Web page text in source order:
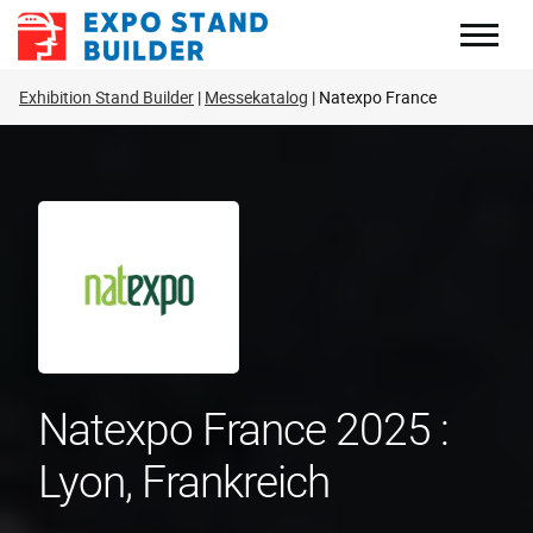
Zum
Inhalt
Exhibition Stand Builder Messekatalog Natexpo France
Natexpo France 2025 :
Lyon, Frankreich